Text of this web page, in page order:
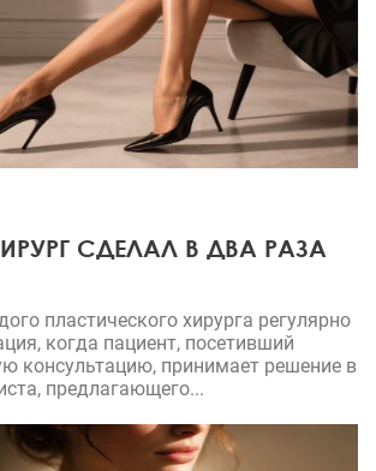
СДЕЛАЛ В ДВА РАЗА
пластического хирурга регулярно
когда пациент, посетивший
консультацию, принимает решение в
предлагающего...